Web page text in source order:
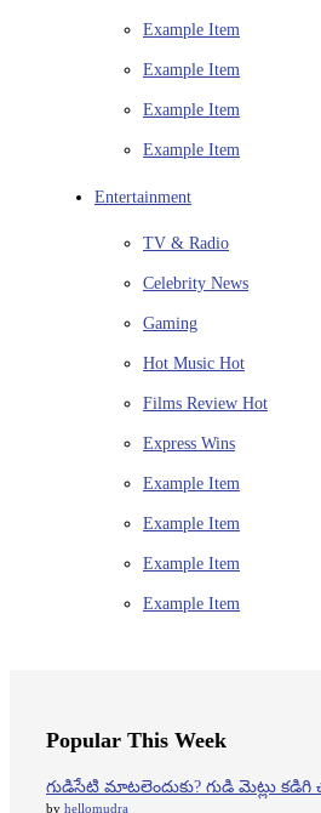
Example Item
Example Item
Example Item
Example Item
Entertainment
TV & Radio
Celebrity News
Gaming
Hot Music Hot
Films Review Hot
Express Wins
Example Item
Example Item
Example Item
Example Item
Popular This Week
గుడిసేటి మాటలెందుకు? గుడి మెట్లు కడిగి
by hellomudra